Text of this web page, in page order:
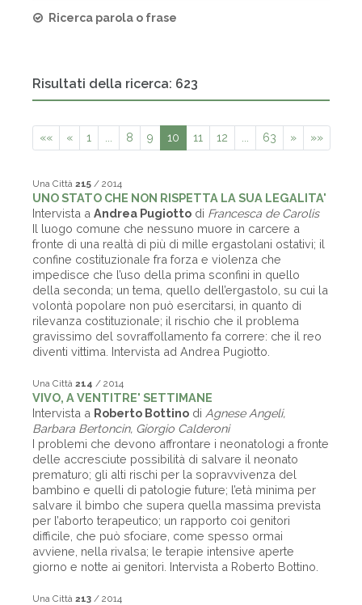
Ricerca parola o frase
Risultati della ricerca: 623
«« « 1 8 9 10 11 12 63 » »»
Una Città 215 / 2014
UNO STATO CHE NON RISPETTA LA SUA LEGALITA'
Intervista a Andrea Pugiotto di Francesca de Carolis
Il luogo comune che nessuno muore in carcere a
fronte di una realtà di più di mille ergastolani ostativi; il
confine costituzionale fra forza e violenza che
impedisce che l’uso della prima sconfini in quello
della seconda; un tema, quello dell’ergastolo, su cui la
volontà popolare non può esercitarsi, in quanto di
rilevanza costituzionale; il rischio che il problema
gravissimo del sovraffollamento fa correre: che il reo
diventi vittima. Intervista ad Andrea Pugiotto.
Una Città 214 / 2014
VIVO, A VENTITRE' SETTIMANE
Intervista a Roberto Bottino di Agnese Angeli,
Barbara Bertoncin, Giorgio Calderoni
I problemi che devono affrontare i neonatologi a fronte
delle accresciute possibilità di salvare il neonato
prematuro; gli alti rischi per la sopravvivenza del
bambino e quelli di patologie future; l’età minima per
salvare il bimbo che supera quella massima prevista
per l’aborto terapeutico; un rapporto coi genitori
difficile, che può sfociare, come spesso ormai
avviene, nella rivalsa; le terapie intensive aperte
giorno e notte ai genitori. Intervista a Roberto Bottino.
Una Città 213 / 2014